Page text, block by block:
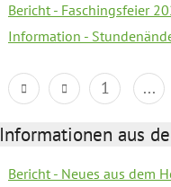
Bericht - Faschingsfeier
Information -
1 ...
Informationen aus
Bericht - Neues aus dem